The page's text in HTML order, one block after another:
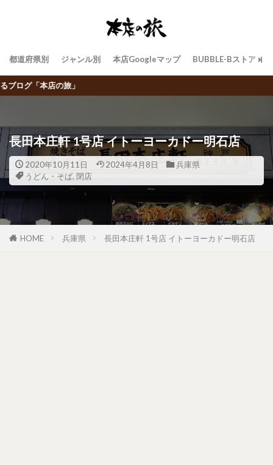
都道府県別 ジャンル別 本店Googleマップ BUBBLE-Bストア
長田本庄軒 1号店 イトーヨーカドー明石店
2020年10月11日 2024年4月8日
兵庫県
うどん・そば, 閉店
HOME 兵庫県 長田本庄軒 1号店 イトーヨーカドー明石店